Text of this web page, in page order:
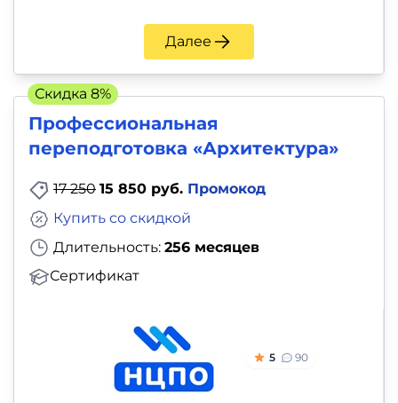
Далее
Профессиональная
переподготовка «Архитектура»
17 250 15 850 руб. Промокод
Длительность: 256 месяцев
Сертификат
Купить со скидкой
5 90
Скидка 8%